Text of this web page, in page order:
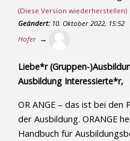
(Diese Version wiederherstellen)
Geändert: 10. Oktober 2022, 15:52
Hofer →
Liebe*r (Gruppen-
Ausbildung Interessierte*r,
OR ANGE – das ist bei den
der Ausbildung. ORANGE
Handbuch für